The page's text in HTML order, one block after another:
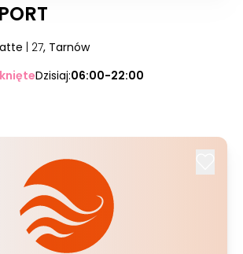
| 27, Tarnów
Dzisiaj:06:00-22:00